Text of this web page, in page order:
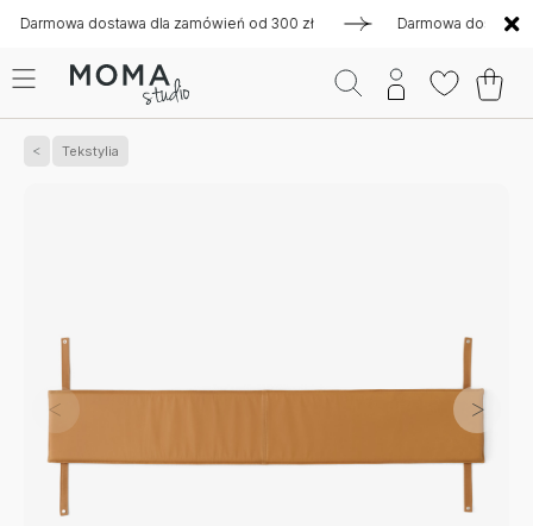
dostawa dla zamówień od 300 zł Darmowa dostawa dla
Tekstylia